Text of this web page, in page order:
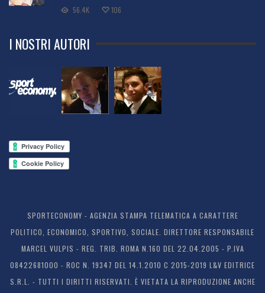
56.4K 106
I NOSTRI AUTORI
SPORTECONOMY - AGENZIA STAMPA TELEMATICA A CARATTERE
POLITICO, ECONOMICO, SPORTIVO, SOCIALE. DIRETTORE RESPONSABILE
MARCEL VULPIS - REG. TRIB. ROMA N.160 DEL 22.04.2005 - P.IVA
08422681000 - ROC N. 19347 DEL 14.1.2010 C 2015-2019 L&V EDITRICE
S.R.L. - TUTTI I DIRITTI RISERVATI. È VIETATA LA RIPRODUZIONE ANCHE